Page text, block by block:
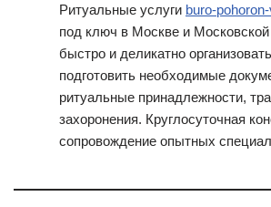
Ритуальные услуги buro-
под ключ в Москве и
быстро и деликатно
подготовить необходимые
ритуальные принадлежности,
захоронения. Круглосуточная
сопровождение опытных